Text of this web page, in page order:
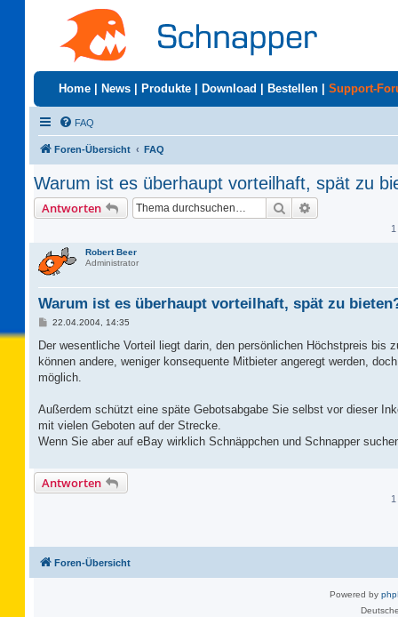
Home News Produkte Download Bestellen Support-
FAQ
Foren-Übersicht FAQ
Warum ist es überhaupt vorteilhaft, spät zu
Antworten Suche
Robert Beer
Administrator
Warum ist es überhaupt vorteilhaft, spät zu
B
i
r
a
22.04.2004, 14:35
Der wesentliche Vorteil liegt darin, den persönlichen Höchstpreis
können andere, weniger konsequente Mitbieter angeregt werden,
möglich.
Außerdem schützt eine späte Gebotsabgabe Sie selbst vor dieser
mit vielen Geboten auf der Strecke.
Wenn Sie aber auf eBay wirklich Schnäppchen und Schnapper
Antworten
Foren-Übersicht
Powered by